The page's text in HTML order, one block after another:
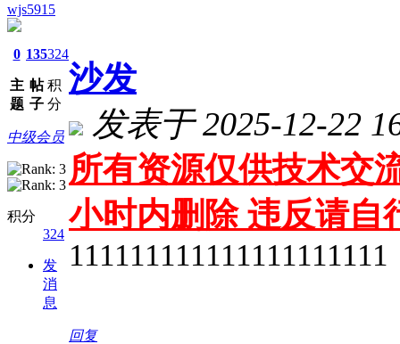
wjs5915
0
主
题
135
帖
子
324
积
分
中级会员
积分
324
发
消
息
沙发
发表于 2025-12-22
所有资源仅供技术交
小时内删除 违反请自
111111111111111111111
回复